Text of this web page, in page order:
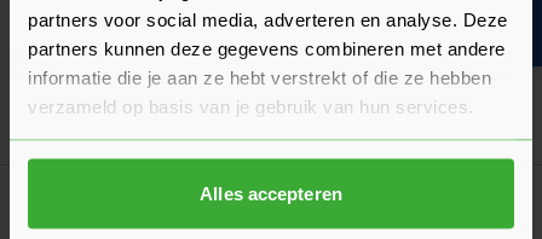
partners voor social media, adverteren en analyse. Deze
partners kunnen deze gegevens combineren met andere
informatie die je aan ze hebt verstrekt of die ze hebben
verzameld op basis van je gebruik van hun services.
Alles accepteren
Bouwvakdeals ☀️
Stucplaat Palletvoordeel
Verkrijgbaar in 2 breedtes
Goed voorbereid aan de slag